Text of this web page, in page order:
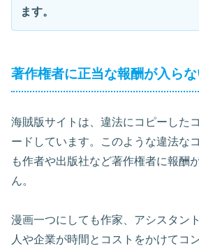
ます。
著作権者に正当な報酬が入ら
海賊版サイトは、違法にコピーした
ードしています。このような違法な
も作者や出版社など著作権者に報酬
ん。
漫画一つにしても作家、アシスタン
人や企業が時間とコストをかけてコ